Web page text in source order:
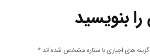
بنویسید
های اجباری با ستاره مشخص شده اند*